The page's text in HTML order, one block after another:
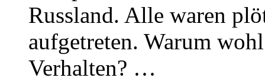
Russland. Alle waren
aufgetreten. Warum
Verhalten? …